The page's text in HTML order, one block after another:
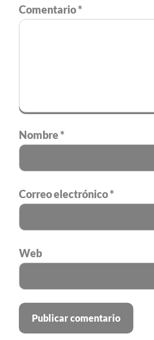
Comentario*
Nombre*
Correo electrónico*
Web